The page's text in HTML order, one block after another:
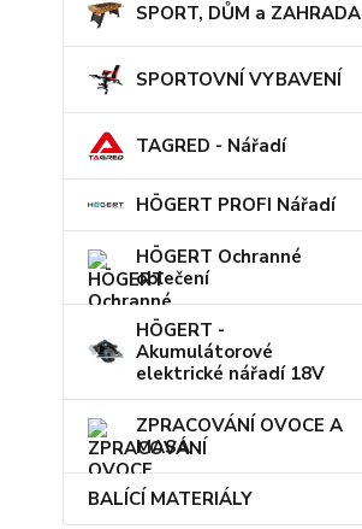
SPORT, DŮM a ZAHRADA
SPORTOVNÍ VYBAVENÍ
TAGRED - Nářadí
HÖGERT PROFI Nářadí
HÖGERT Ochranné
oblečení
HÖGERT -
Akumulátorové
elektrické nářadí 18V
ZPRACOVÁNÍ OVOCE A
MASA
BALÍCÍ MATERIÁLY